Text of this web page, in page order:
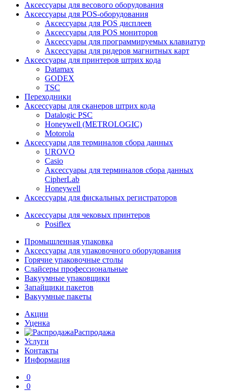
Аксессуары для весового оборудования
Аксессуары для POS-оборудования
Аксессуары для POS дисплеев
Аксессуары для POS мониторов
Аксессуары для программируемых клавиатур
Аксессуары для ридеров магнитных карт
Аксессуары для принтеров штрих кода
Datamax
GODEX
TSC
Переходники
Аксессуары для сканеров штрих кода
Datalogic PSC
Honeywell (METROLOGIC)
Motorola
Аксессуары для терминалов сбора данных
UROVO
Casio
Аксессуары для терминалов сбора данных
CipherLab
Honeywell
Аксессуары для фискальных регистраторов
Аксессуары для чековых принтеров
Posiflex
Промышленная упаковка
Аксессуары для упаковочного оборудования
Горячие упаковочные столы
Слайсеры профессиональные
Вакуумные упаковщики
Запайщики пакетов
Вакуумные пакеты
Акции
Уценка
Распродажа
Услуги
Контакты
Информация
0
0